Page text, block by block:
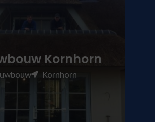
Kornhorn
Kornhorn